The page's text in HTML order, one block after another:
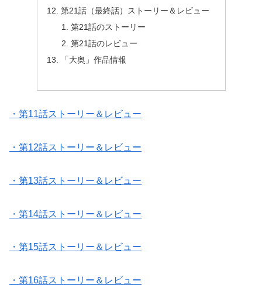
第21話（最終話）ストーリー＆レビュー
第21話のストーリー
第21話のレビュー
「大奥」作品情報
・第11話ストーリー＆レビュー
・第12話ストーリー＆レビュー
・第13話ストーリー＆レビュー
・第14話ストーリー＆レビュー
・第15話ストーリー＆レビュー
・第16話ストーリー＆レビュー